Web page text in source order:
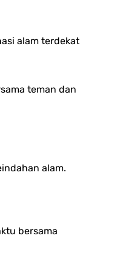
alam terdekat
teman dan
alam.
bersama